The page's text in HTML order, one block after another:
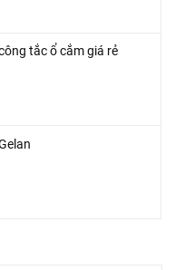
tắc ổ cắm giá rẻ